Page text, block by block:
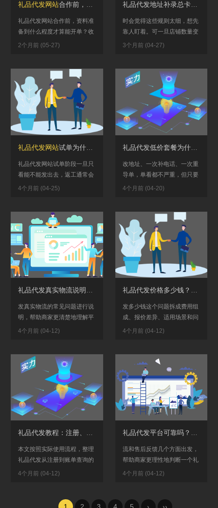
礼品代发网站合作前，资料准备到什么程度才算能开单？收件信息、回传字段和确认权限别边做边补
礼品代发网站合作前，资料准
备到什么程度才算能开单？收
件信息、回传字段和确认权限
2个月前 (05-27)
礼品代发地址补录总卡在发货后？先把收口时间、改单权限和晚到名单处理顺序定下来
时会觉得这些规则太细，想先
靠人盯着。可一旦店铺数量变
多、咨询量上来，靠经验顶住
3个月前 (04-27)
礼品代发网站试单为什么越试越容易返工？录单准确率、回传时差和异常承接要一起测
礼品代发网站试单阶段一旦只
看能不能发出去，返工通常会
越试越多。真正该先测的，是
4个月前 (04-25)
礼品代发低价套餐为什么后期总成本更高？单票报价压下来了，返工和售后不一定会变少
改地址、一次补电话、一次重
导单，单看都不严重，但只要
每天都有一批，就会把团队节
4个月前 (04-20)
发真实物流的常见问题进行说
明，帮助商家更清楚地理解平
台物流表现的判断重点。 如果
4个月前 (04-12)
发多少钱这个问题拆成费用组
成、报价差异、适用场景和问
价方式几部分来讲，适合准备
4个月前 (04-12)
礼品代发教程：注册、下单、发货查询完整流程
本文按照实际使用流程，整理
礼品代发从注册到账单查询的
完整步骤，帮助新手更快上
4个月前 (04-12)
礼品代发平台可靠吗？发货流程、价格与真实物流说明
流和售后反馈几个方面出发，
帮助商家更理性地判断一个礼
品代发平台是否值得长期使
4个月前 (04-12)